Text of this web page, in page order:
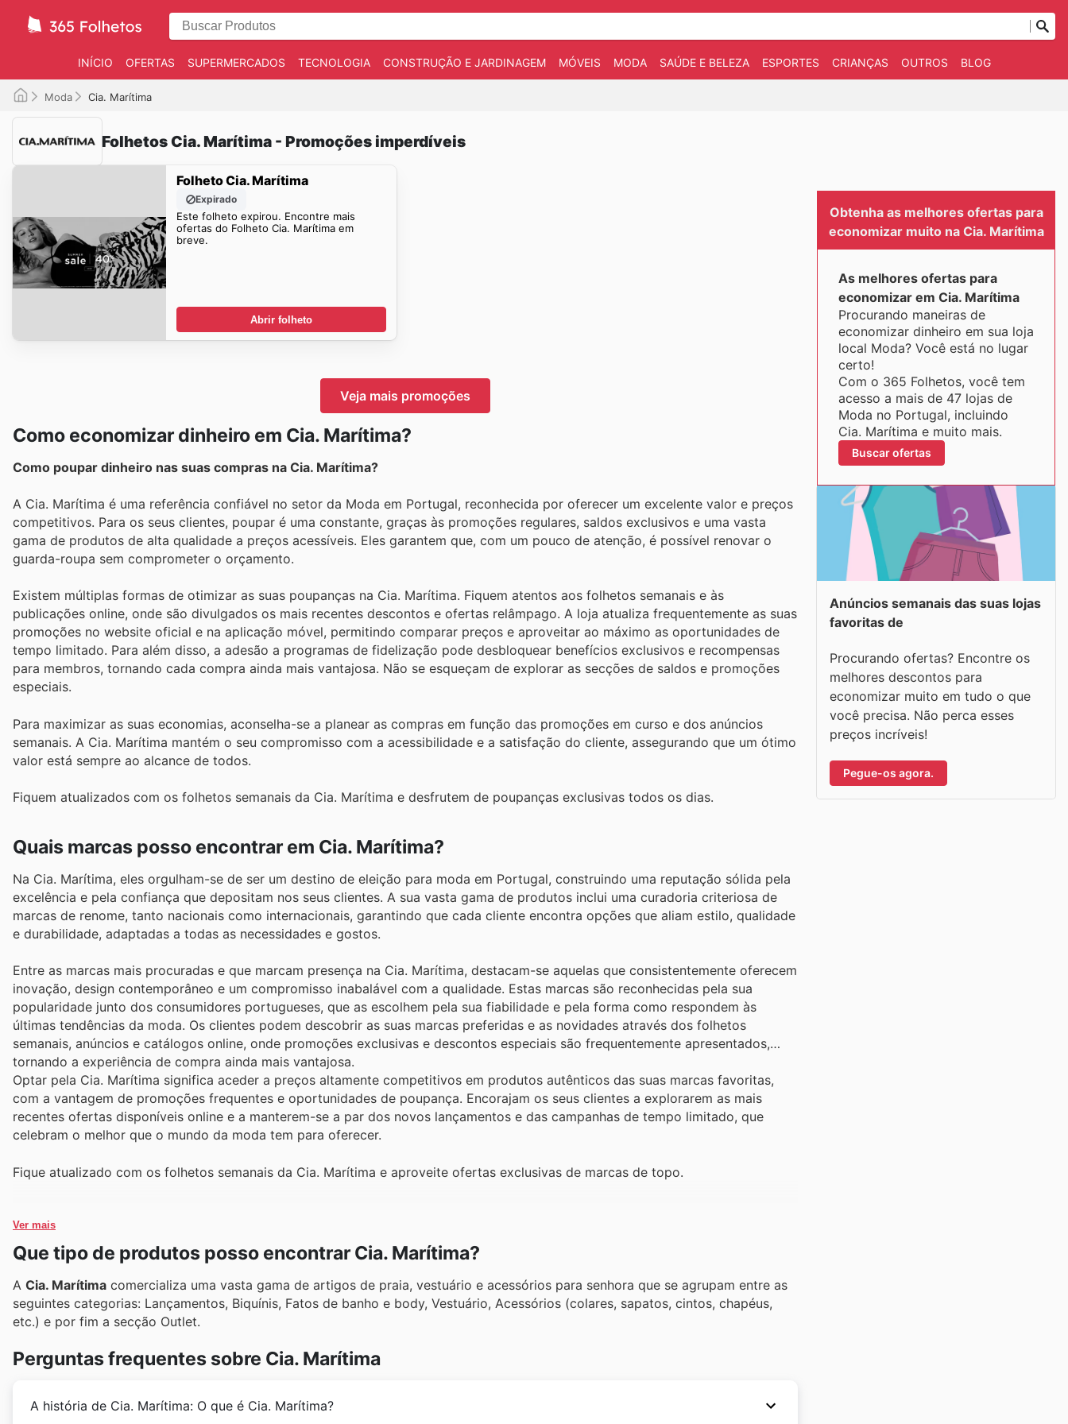
INÍCIO OFERTAS SUPERMERCADOS TECNOLOGIA CONSTRUÇÃO E JARDINAGEM MÓVEIS MODA SAÚDE E BELEZA ESPORTES CRIANÇAS OUTROS BLOG
Moda Cia. Marítima
Folhetos Cia. Marítima - Promoções imperdíveis
Folheto Cia. Marítima
Expirado
Este folheto expirou. Encontre mais
ofertas do Folheto Cia. Marítima em
breve.
Abrir folheto
Veja mais promoções
Como economizar dinheiro em Cia. Marítima?
Como poupar dinheiro nas suas compras na Cia. Marítima?
A Cia. Marítima é uma referência confiável no setor da Moda em Portugal, reconhecida por oferecer um excelente valor e preços
competitivos. Para os seus clientes, poupar é uma constante, graças às promoções regulares, saldos exclusivos e uma vasta
gama de produtos de alta qualidade a preços acessíveis. Eles garantem que, com um pouco de atenção, é possível renovar o
guarda-roupa sem comprometer o orçamento.
Existem múltiplas formas de otimizar as suas poupanças na Cia. Marítima. Fiquem atentos aos folhetos semanais e às
publicações online, onde são divulgados os mais recentes descontos e ofertas relâmpago. A loja atualiza frequentemente as suas
promoções no website oficial e na aplicação móvel, permitindo comparar preços e aproveitar ao máximo as oportunidades de
tempo limitado. Para além disso, a adesão a programas de fidelização pode desbloquear benefícios exclusivos e recompensas
para membros, tornando cada compra ainda mais vantajosa. Não se esqueçam de explorar as secções de saldos e promoções
especiais.
Para maximizar as suas economias, aconselha-se a planear as compras em função das promoções em curso e dos anúncios
semanais. A Cia. Marítima mantém o seu compromisso com a acessibilidade e a satisfação do cliente, assegurando que um ótimo
valor está sempre ao alcance de todos.
Fiquem atualizados com os folhetos semanais da Cia. Marítima e desfrutem de poupanças exclusivas todos os dias.
Quais marcas posso encontrar em Cia. Marítima?
Na Cia. Marítima, eles orgulham-se de ser um destino de eleição para moda em Portugal, construindo uma reputação sólida pela
excelência e pela confiança que depositam nos seus clientes. A sua vasta gama de produtos inclui uma curadoria criteriosa de
marcas de renome, tanto nacionais como internacionais, garantindo que cada cliente encontra opções que aliam estilo, qualidade
e durabilidade, adaptadas a todas as necessidades e gostos.
Entre as marcas mais procuradas e que marcam presença na Cia. Marítima, destacam-se aquelas que consistentemente oferecem
inovação, design contemporâneo e um compromisso inabalável com a qualidade. Estas marcas são reconhecidas pela sua
popularidade junto dos consumidores portugueses, que as escolhem pela sua fiabilidade e pela forma como respondem às
últimas tendências da moda. Os clientes podem descobrir as suas marcas preferidas e as novidades através dos folhetos
semanais, anúncios e catálogos online, onde promoções exclusivas e descontos especiais são frequentemente apresentados,
tornando a experiência de compra ainda mais vantajosa.
Optar pela Cia. Marítima significa aceder a preços altamente competitivos em produtos autênticos das suas marcas favoritas,
com a vantagem de promoções frequentes e oportunidades de poupança. Encorajam os seus clientes a explorarem as mais
recentes ofertas disponíveis online e a manterem-se a par dos novos lançamentos e das campanhas de tempo limitado, que
celebram o melhor que o mundo da moda tem para oferecer.
Fique atualizado com os folhetos semanais da Cia. Marítima e aproveite ofertas exclusivas de marcas de topo.
Ver mais
Que tipo de produtos posso encontrar Cia. Marítima?
A Cia. Marítima comercializa uma vasta gama de artigos de praia, vestuário e acessórios para senhora que se agrupam entre as
seguintes categorias: Lançamentos, Biquínis, Fatos de banho e body, Vestuário, Acessórios (colares, sapatos, cintos, chapéus,
etc.) e por fim a secção Outlet.
Perguntas frequentes sobre Cia. Marítima
A história de Cia. Marítima: O que é Cia. Marítima?
Obtenha as melhores ofertas para
economizar muito na Cia. Marítima
As melhores ofertas para
economizar em Cia. Marítima
Procurando maneiras de
economizar dinheiro em sua loja
local Moda? Você está no lugar
certo!
Com o 365 Folhetos, você tem
acesso a mais de 47 lojas de
Moda no Portugal, incluindo
Cia. Marítima e muito mais.
Buscar ofertas
Anúncios semanais das suas lojas
favoritas de
Procurando ofertas? Encontre os
melhores descontos para
economizar muito em tudo o que
você precisa. Não perca esses
preços incríveis!
Pegue-os agora.